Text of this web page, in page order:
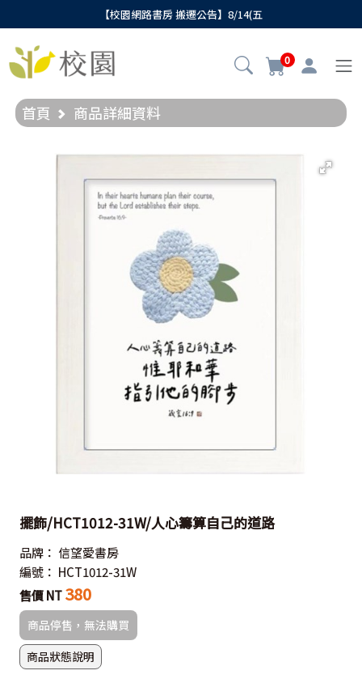
【校園網路書房 搬遷公告】8/14(五
0
首頁 商品詳細資料
擺飾/HCT1012-31W/人心籌算自己的道路
品牌： 信望愛書房
編號： HCT1012-31W
售價 NT 380
商品停售，無法購買
商品狀態說明